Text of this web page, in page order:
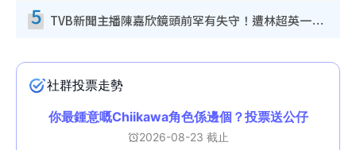
5 TVB新聞主播陳嘉欣鏡頭前罕有失守！遭林超英一句說話突襲嚇親當場大笑